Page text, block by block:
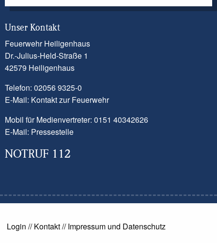
Kreisleitstelle sollte ein Zimmer in
Vollbrand stehen. Beim Eintreffen der
nicht bestätigt werden. Dennoch kam es
zu einem Brandereignis in einem Zimmer.
Ein Trupp unter Atemschutz ging mit
einem Löschrohr vor und konnte das
des Hauses wurde vorsorglich vom
Rettungsdienst untersucht. Die
Brandwohnung ist aktuell nicht
bewohnbar.
wiederhergestellt war, konnten die 26
Unser Kontakt
Feuerwehr Heiligenhaus
Dr.-Julius-Held-Straße 1
42579 Heiligenhaus
Telefon: 02056 9325-0
E-Mail: Kontakt zur Feuerwehr
Mobil für Medienvertreter: 0151 40342626
E-Mail: Pressestelle
NOTRUF 112
Login //Kontakt//Impressum und Datenschutz